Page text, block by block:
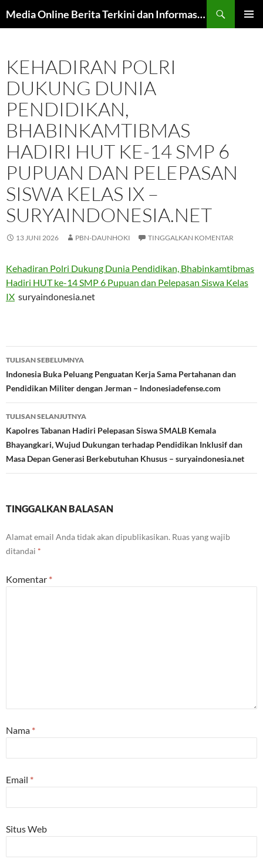
ke
Media Online Berita Terkini dan Informasi Harian
KEHADIRAN POLRI
DUKUNG DUNIA
PENDIDIKAN,
BHABINKAMTIBMAS
HADIRI HUT KE-14 SMP 6
PUPUAN DAN PELEPASAN
SISWA KELAS IX –
SURYAINDONESIA.NET
13 JUNI 2026 PBN-DAUNHOKI TINGGALKAN KOMENTAR
Kehadiran Polri Dukung Dunia Pendidikan, Bhabinkamtibmas
Hadiri HUT ke-14 SMP 6 Pupuan dan Pelepasan Siswa Kelas
IX suryaindonesia.net
Navigasi
Tulisan
TULISAN SEBELUMNYA
Indonesia Buka Peluang Penguatan Kerja Sama Pertahanan dan
Pendidikan Militer dengan Jerman – Indonesiadefense.com
TULISAN SELANJUTNYA
Kapolres Tabanan Hadiri Pelepasan Siswa SMALB Kemala
Bhayangkari, Wujud Dukungan terhadap Pendidikan Inklusif dan
Masa Depan Generasi Berkebutuhan Khusus – suryaindonesia.net
TINGGALKAN BALASAN
Alamat email Anda tidak akan dipublikasikan. Ruas yang wajib
ditandai *
Komentar *
Nama *
Email *
Situs Web